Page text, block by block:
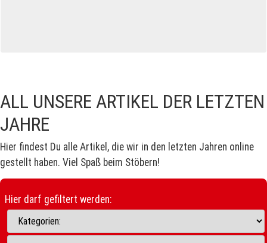
ALL UNSERE ARTIKEL DER LETZTEN
JAHRE
Hier findest Du alle Artikel, die wir in den letzten Jahren online
gestellt haben. Viel Spaß beim Stöbern!
Hier darf gefiltert werden: